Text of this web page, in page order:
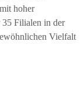
hoher
35 Filialen in der
Vielfalt